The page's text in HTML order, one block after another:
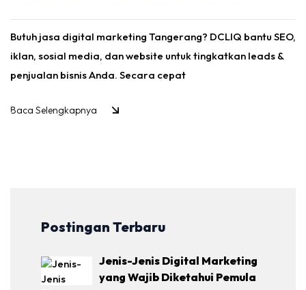
Butuh jasa digital marketing Tangerang? DCLIQ bantu SEO,
iklan, sosial media, dan website untuk tingkatkan leads &
penjualan bisnis Anda. Secara cepat
Baca Selengkapnya
Postingan Terbaru
Jenis-Jenis Digital Marketing
yang Wajib Diketahui Pemula